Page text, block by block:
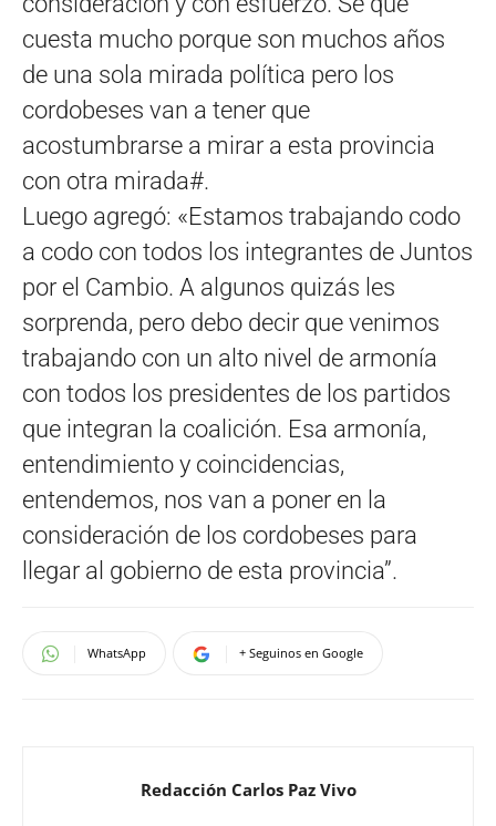
cuesta mucho porque son muchos años
de una sola mirada política pero los
cordobeses van a tener que
acostumbrarse a mirar a esta provincia
con otra mirada#.
Luego agregó: «Estamos trabajando codo
a codo con todos los integrantes de Juntos
por el Cambio. A algunos quizás les
sorprenda, pero debo decir que venimos
trabajando con un alto nivel de armonía
con todos los presidentes de los partidos
que integran la coalición. Esa armonía,
entendimiento y coincidencias,
entendemos, nos van a poner en la
consideración de los cordobeses para
llegar al gobierno de esta provincia”.
WhatsApp + Seguinos en Google
Redacción Carlos Paz Vivo